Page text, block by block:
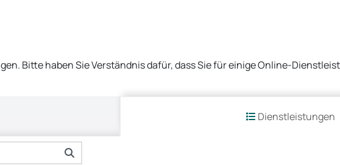
Bitte haben Sie Verständnis dafür, dass Sie für einige Online-
Dienstleistungen